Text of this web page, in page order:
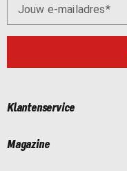
Jouw e-mailadres
Klantenservice
Magazine